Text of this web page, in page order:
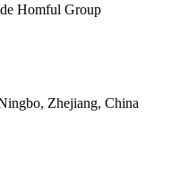
de Homful Group
Zhejiang, China